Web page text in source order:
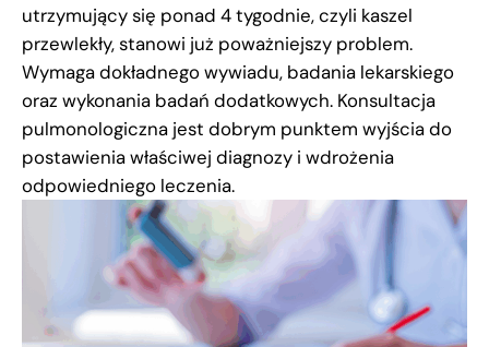
utrzymujący się ponad 4 tygodnie, czyli kaszel
przewlekły, stanowi już poważniejszy problem.
Wymaga dokładnego wywiadu, badania lekarskiego
oraz wykonania badań dodatkowych. Konsultacja
pulmonologiczna jest dobrym punktem wyjścia do
postawienia właściwej diagnozy i wdrożenia
odpowiedniego leczenia.